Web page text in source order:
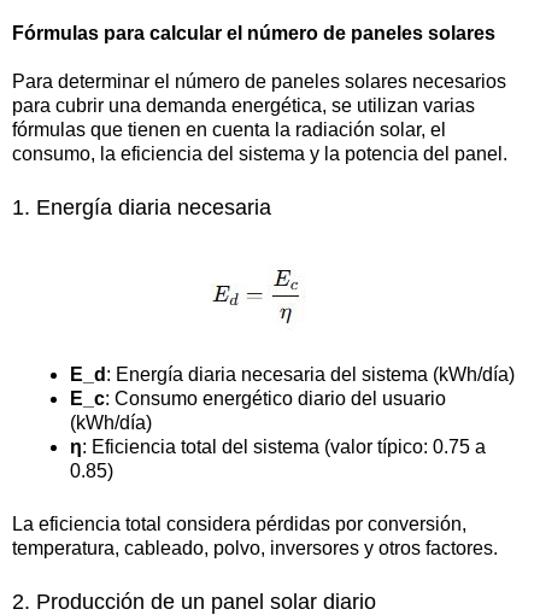
Fórmulas para calcular el número de paneles solares
Para determinar el número de paneles solares necesarios
para cubrir una demanda energética, se utilizan varias
fórmulas que tienen en cuenta la radiación solar, el
consumo, la eficiencia del sistema y la potencia del panel.
1. Energía diaria necesaria
E_d : Energía diaria necesaria del sistema (kWh/día)
E_c: Consumo energético diario del usuario
(kWh/día)
η: Eficiencia total del sistema (valor típico: 0.75 a
0.85)
La eficiencia total considera pérdidas por conversión,
temperatura, cableado, polvo, inversores y otros factores.
2. Producción de un panel solar diario